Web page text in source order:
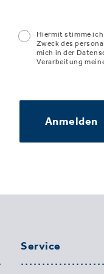
Hiermit stimme
Zweck des
mich in der
Verarbeitung
Anmelden
Service